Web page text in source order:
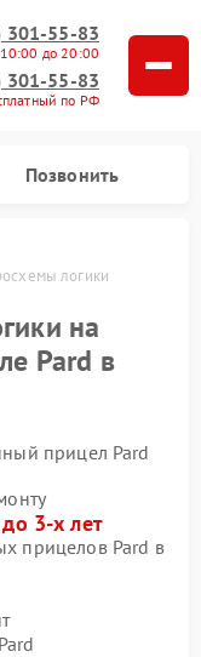
301-55-83
10:00 до 20:00
301-55-83
по РФ
Позвонить
логики
на
Pard в
прицел Pard
до 3-х лет
прицелов Pard в